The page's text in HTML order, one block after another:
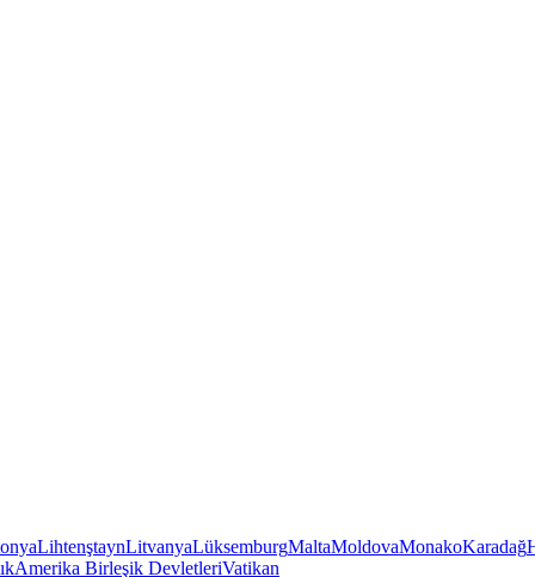
LihtenştaynLitvanyaLüksemburgMaltaMoldovaMonakoKaradağ
Amerika Birleşik DevletleriVatikan